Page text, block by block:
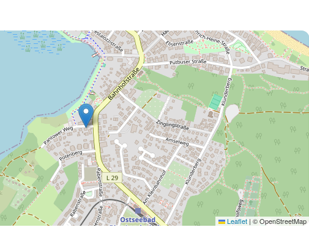
Leaflet | © OpenStreetMap